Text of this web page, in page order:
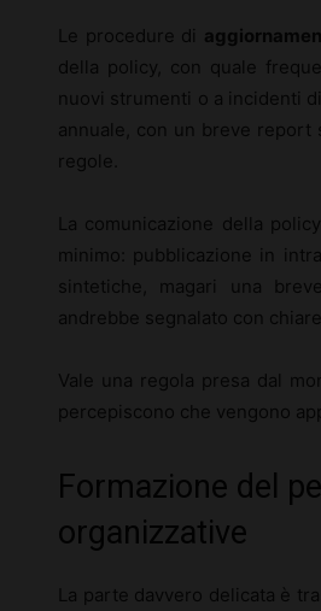
Le procedure di
della policy, con quale
nuovi strumenti o a incidenti
annuale, con un breve
regole.
La comunicazione della
minimo: pubblicazione in
sintetiche, magari una
andrebbe segnalato con
Vale una regola presa dal
percepiscono che vengono
Formazione del
organizzative
La parte davvero delicata è